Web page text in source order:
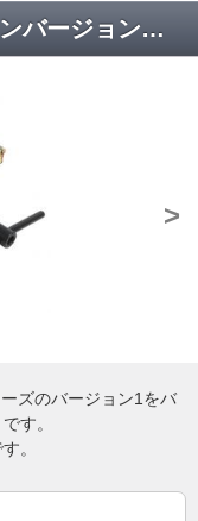
GHK GBB グロック対応 V2コンバージョンキット GHK G17 Gen5. / G45用 [GHK-G175-KIT-06] [取寄]
>
ズのバージョン1をバ
す。
。